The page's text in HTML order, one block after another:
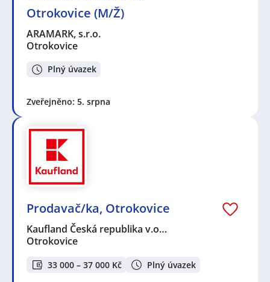
Otrokovice (M/Ž)
ARAMARK, s.r.o.
Otrokovice
Plný úvazek
Zveřejněno: 5. srpna
Prodavač/ka, Otrokovice
Kaufland Česká republika v.o…
Otrokovice
33 000 – 37 000 Kč Plný úvazek